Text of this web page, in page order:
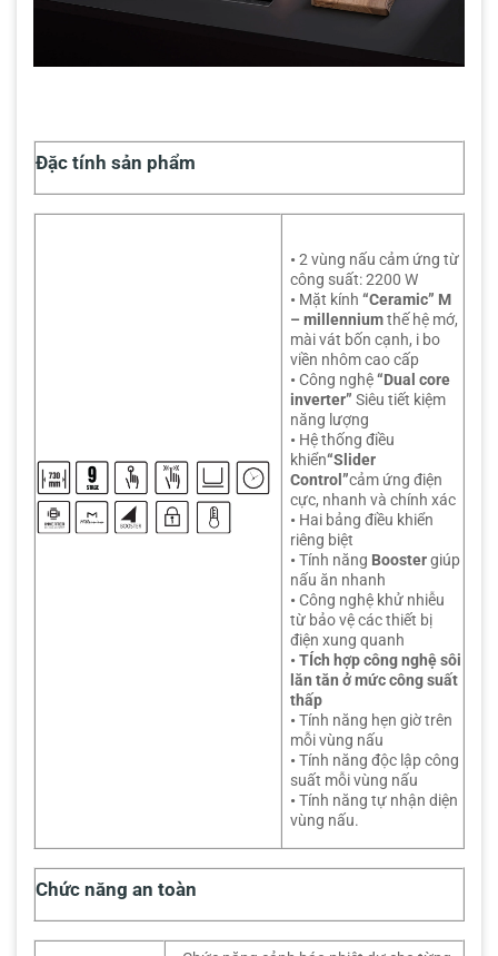
Đặc tính sản phẩm
• 2 vùng nấu cảm ứng từ
công suất: 2200 W
• Mặt kính“Ceramic” M
– millenniumthế hệ mớ,
mài vát bốn cạnh, i bo
viền nhôm cao cấp
• Công nghệ“Dual core
inverter”Siêu tiết kiệm
năng lượng
• Hệ thống điều
khiển“Slider
Control”cảm ứng điện
cực, nhanh và chính xác
• Hai bảng điều khiển
riêng biệt
• Tính năng Boostergiúp
nấu ăn nhanh
• Công nghệ khử nhiễu
từ bảo vệ các thiết bị
điện xung quanh
• TÍch hợp công nghệ sôi
lăn tăn ở mức công suất
thấp
• Tính năng hẹn giờ trên
mỗi vùng nấu
• Tính năng độc lập công
suất mỗi vùng nấu
• Tính năng tự nhận diện
vùng nấu.
Chức năng an toàn